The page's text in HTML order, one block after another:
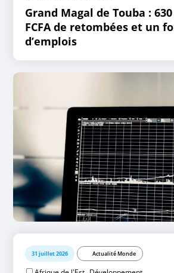
Grand Magal de Touba :
FCFA de retombées et un
d’emplois
31 juillet 2026 Actualité Monde